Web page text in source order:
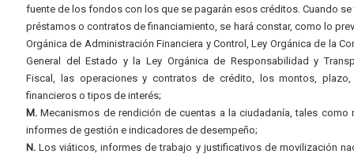
fuente de los fondos con los que se pagarán esos créditos. Cuando se
préstamos o contratos de financiamiento, se hará constar, como lo
Orgánica de Administración Financiera y Control, Ley Orgánica de la
General del Estado y la Ley Orgánica de Responsabilidad y
Fiscal, las operaciones y contratos de crédito, los montos,
financieros o tipos de interés;
M. Mecanismos de rendición de cuentas a la ciudadanía, tales como
informes de gestión e indicadores de desempeño;
N. Los viáticos, informes de trabajo y justificativos de movilización